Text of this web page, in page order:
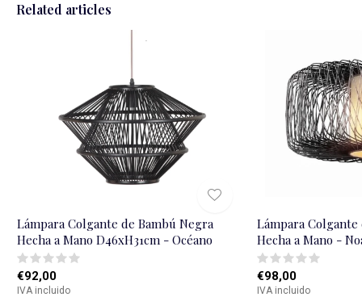
Related articles
Lámpara Colgante de Bambú Negra
Hecha a Mano D46xH31cm - Océano
€92,00
IVA incluido
Lámpara
Hecha a Mano -
€98,00
IVA incluido